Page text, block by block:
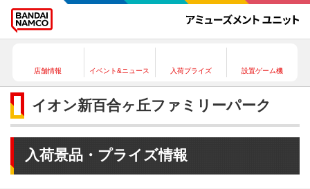
店舗情報 イベント&ニュース 入荷プライズ 設置ゲーム機
イオン新百合ヶ丘ファミリーパーク
入荷景品・プライズ情報